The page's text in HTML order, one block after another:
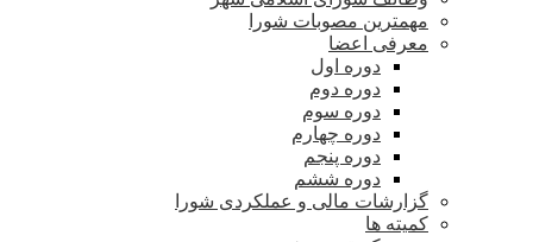
مهمترین مصوبات شورا
معرفی اعضا
دوره اول
دوره دوم
دوره سوم
دوره چهارم
دوره پنجم
دوره ششم
گزارشات مالی و عملکردی شورا
کمیته ها